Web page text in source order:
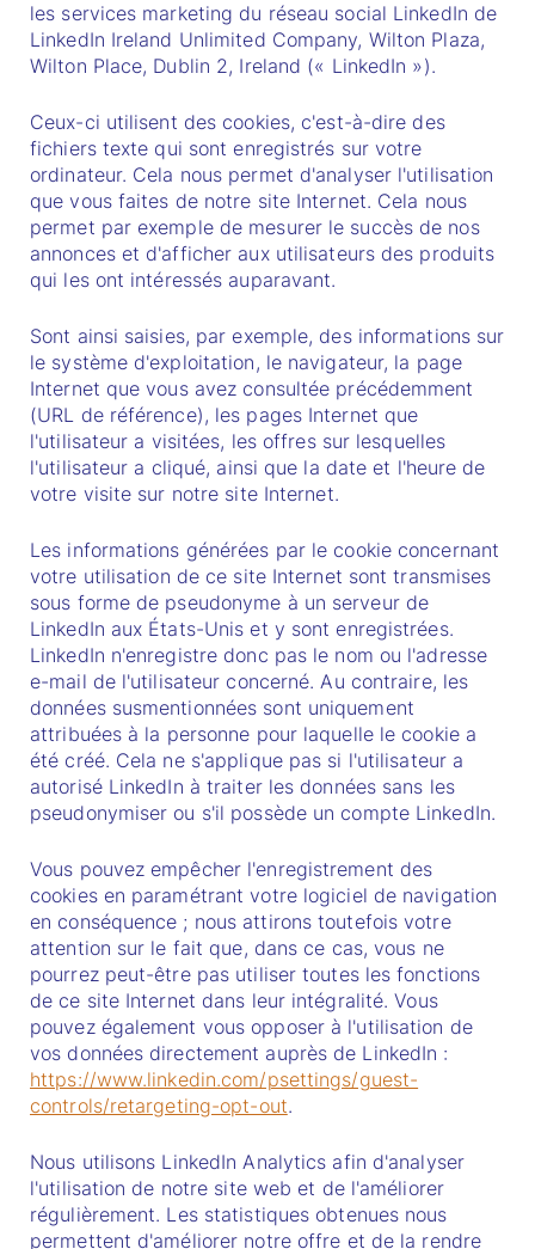
les services marketing du réseau social LinkedIn de
LinkedIn Ireland Unlimited Company, Wilton Plaza,
Wilton Place, Dublin 2, Ireland (« LinkedIn »).
Ceux-ci utilisent des cookies, c'est-à-dire des
fichiers texte qui sont enregistrés sur votre
ordinateur. Cela nous permet d'analyser l'utilisation
que vous faites de notre site Internet. Cela nous
permet par exemple de mesurer le succès de nos
annonces et d'afficher aux utilisateurs des produits
qui les ont intéressés auparavant.
Sont ainsi saisies, par exemple, des informations sur
le système d'exploitation, le navigateur, la page
Internet que vous avez consultée précédemment
(URL de référence), les pages Internet que
l'utilisateur a visitées, les offres sur lesquelles
l'utilisateur a cliqué, ainsi que la date et l'heure de
votre visite sur notre site Internet.
Les informations générées par le cookie concernant
votre utilisation de ce site Internet sont transmises
sous forme de pseudonyme à un serveur de
LinkedIn aux États-Unis et y sont enregistrées.
LinkedIn n'enregistre donc pas le nom ou l'adresse
e-mail de l'utilisateur concerné. Au contraire, les
données susmentionnées sont uniquement
attribuées à la personne pour laquelle le cookie a
été créé. Cela ne s'applique pas si l'utilisateur a
autorisé LinkedIn à traiter les données sans les
pseudonymiser ou s'il possède un compte LinkedIn.
Vous pouvez empêcher l'enregistrement des
cookies en paramétrant votre logiciel de navigation
en conséquence ; nous attirons toutefois votre
attention sur le fait que, dans ce cas, vous ne
pourrez peut-être pas utiliser toutes les fonctions
de ce site Internet dans leur intégralité. Vous
pouvez également vous opposer à l'utilisation de
vos données directement auprès de LinkedIn :
https://www.linkedin.com/psettings/guest-
controls/retargeting-opt-out.
Nous utilisons LinkedIn Analytics afin d'analyser
l'utilisation de notre site web et de l'améliorer
régulièrement. Les statistiques obtenues nous
permettent d'améliorer notre offre et de la rendre